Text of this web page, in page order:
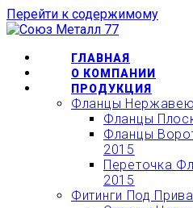
Перейти к содержимому
ГЛАВНАЯ
О КОМПАНИИ
ПРОДУКЦИЯ
Фланцы
Фланцы
Фланцы
2015
Переточка
2015
Фитинги Под
ОФОРМИТЬ
ТОВАР ОНЛАЙН